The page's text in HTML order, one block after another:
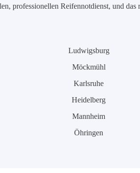
professionellen Reifennotdienst, und das
Ludwigsburg
Möckmühl
Karlsruhe
Heidelberg
Mannheim
Öhringen